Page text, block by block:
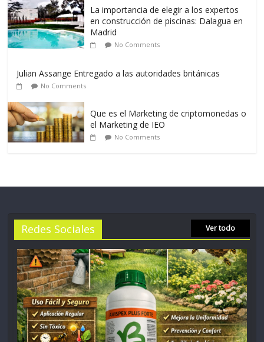
La importancia de elegir a los expertos
en construcción de piscinas: Dalagua en
Madrid
No Comments
Julian Assange Entregado a las autoridades británicas
No Comments
Que es el Marketing de criptomonedas o
el Marketing de IEO
No Comments
Redes Sociales Ver todo